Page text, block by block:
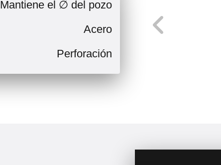
Mantiene el ∅ del pozo
Acero
Perforación